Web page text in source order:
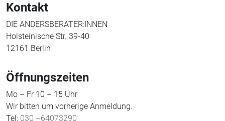
Kontakt
DIE ANDERSBERATER:INNEN
Holsteinische Str. 39-40
12161 Berlin
Öffnungszeiten
Mo – Fr 10 – 15 Uhr
Wir bitten um vorherige Anmeldung.
Tel: 030 –64073290